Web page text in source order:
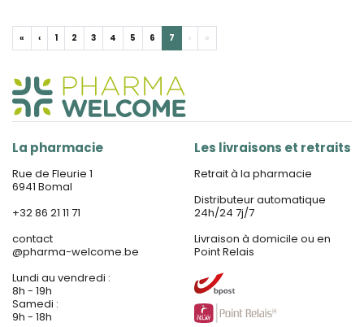
« ‹ 1 2 3 4 5 6 7 › »
La pharmacie
Rue de Fleurie 1
6941 Bomal
+32 86 21 11 71
contact
@pharma-welcome.be
Lundi au vendredi :
8h - 19h
Samedi :
9h - 18h
Les livraisons et retraits
Retrait à la pharmacie
Distributeur automatique
24h/24 7j/7
Livraison à domicile ou en
Point Relais